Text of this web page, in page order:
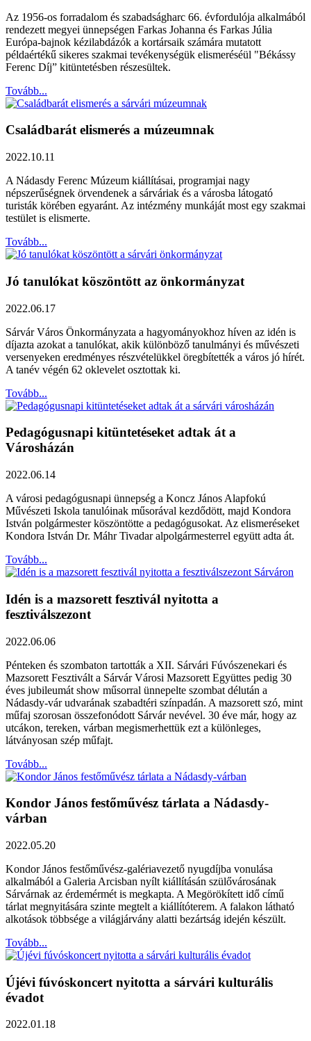
Az 1956-os forradalom és szabadságharc 66. évfordulója alkalmából
rendezett megyei ünnepségen Farkas Johanna és Farkas Júlia
Európa-bajnok kézilabdázók a kortársaik számára mutatott
példaértékű sikeres szakmai tevékenységük elismeréséül "Békássy
Ferenc Díj” kitüntetésben részesültek.
Tovább...
Családbarát elismerés a múzeumnak
2022.10.11
A Nádasdy Ferenc Múzeum kiállításai, programjai nagy
népszerűségnek örvendenek a sárváriak és a városba látogató
turisták körében egyaránt. Az intézmény munkáját most egy szakmai
testület is elismerte.
Tovább...
Jó tanulókat köszöntött az önkormányzat
2022.06.17
Sárvár Város Önkormányzata a hagyományokhoz híven az idén is
díjazta azokat a tanulókat, akik különböző tanulmányi és művészeti
versenyeken eredményes részvételükkel öregbítették a város jó hírét.
A tanév végén 62 oklevelet osztottak ki.
Tovább...
Pedagógusnapi kitüntetéseket adtak át a
Városházán
2022.06.14
A városi pedagógusnapi ünnepség a Koncz János Alapfokú
Művészeti Iskola tanulóinak műsorával kezdődött, majd Kondora
István polgármester köszöntötte a pedagógusokat. Az elismeréseket
Kondora István Dr. Máhr Tivadar alpolgármesterrel együtt adta át.
Tovább...
Idén is a mazsorett fesztivál nyitotta a
fesztiválszezont
2022.06.06
Pénteken és szombaton tartották a XII. Sárvári Fúvószenekari és
Mazsorett Fesztivált a Sárvár Városi Mazsorett Együttes pedig 30
éves jubileumát show műsorral ünnepelte szombat délután a
Nádasdy-vár udvarának szabadtéri színpadán. A mazsorett szó, mint
műfaj szorosan összefonódott Sárvár nevével. 30 éve már, hogy az
utcákon, tereken, várban megismerhettük ezt a különleges,
látványosan szép műfajt.
Tovább...
Kondor János festőművész tárlata a Nádasdy-
várban
2022.05.20
Kondor János festőművész-galériavezető nyugdíjba vonulása
alkalmából a Galeria Arcisban nyílt kiállításán szülővárosának
Sárvárnak az érdemérmét is megkapta. A Megörökített idő című
tárlat megnyitására szinte megtelt a kiállítóterem. A falakon látható
alkotások többsége a világjárvány alatti bezártság idején készült.
Tovább...
Újévi fúvóskoncert nyitotta a sárvári kulturális
évadot
2022.01.18